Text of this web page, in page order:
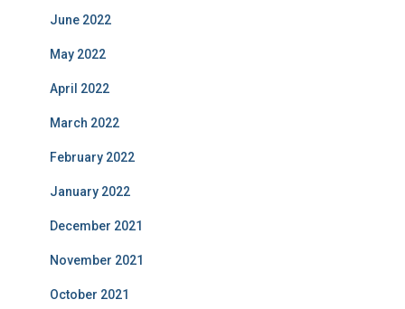
June 2022
May 2022
April 2022
March 2022
February 2022
January 2022
December 2021
November 2021
October 2021